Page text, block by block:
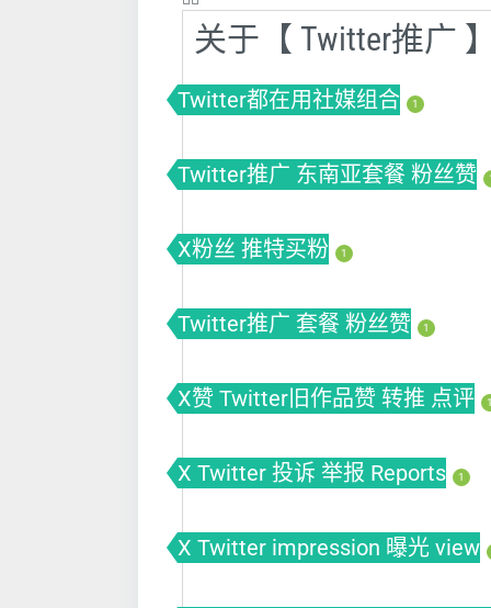
关于【 Twitter推广
Twitter都在用社媒组合 1
Twitter推广 东南亚套餐 粉丝赞
X粉丝 推特买粉 1
Twitter推广 套餐 粉丝赞 1
X赞 Twitter旧作品赞 转推 点评
X Twitter 投诉 举报 Reports 1
X Twitter impression 曝光 view